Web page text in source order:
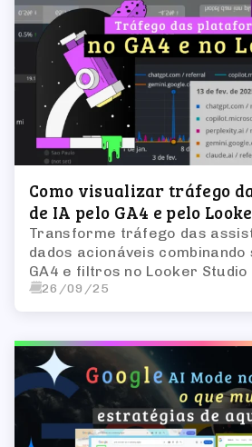
Como visualizar tráfego
de IA pelo GA4 e pelo
Transforme tráfego das
dados acionáveis
GA4 e filtros no Looker Studio
26/09/25